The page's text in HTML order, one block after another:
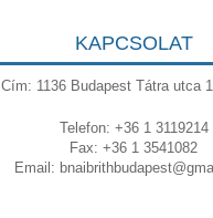
KAPCSOLAT
Cím: 1136 Budapest Tátra utca
Telefon: +36 1 3119214
Fax: +36 1 3541082
Email: